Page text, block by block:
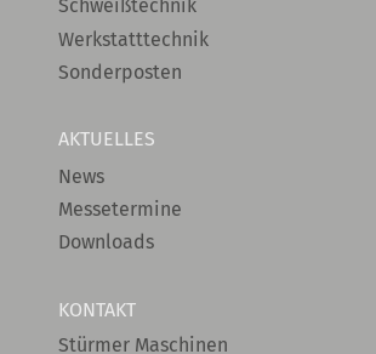
Schweißtechnik
Werkstatttechnik
Sonderposten
AKTUELLES
News
Messetermine
Downloads
KONTAKT
Stürmer Maschinen